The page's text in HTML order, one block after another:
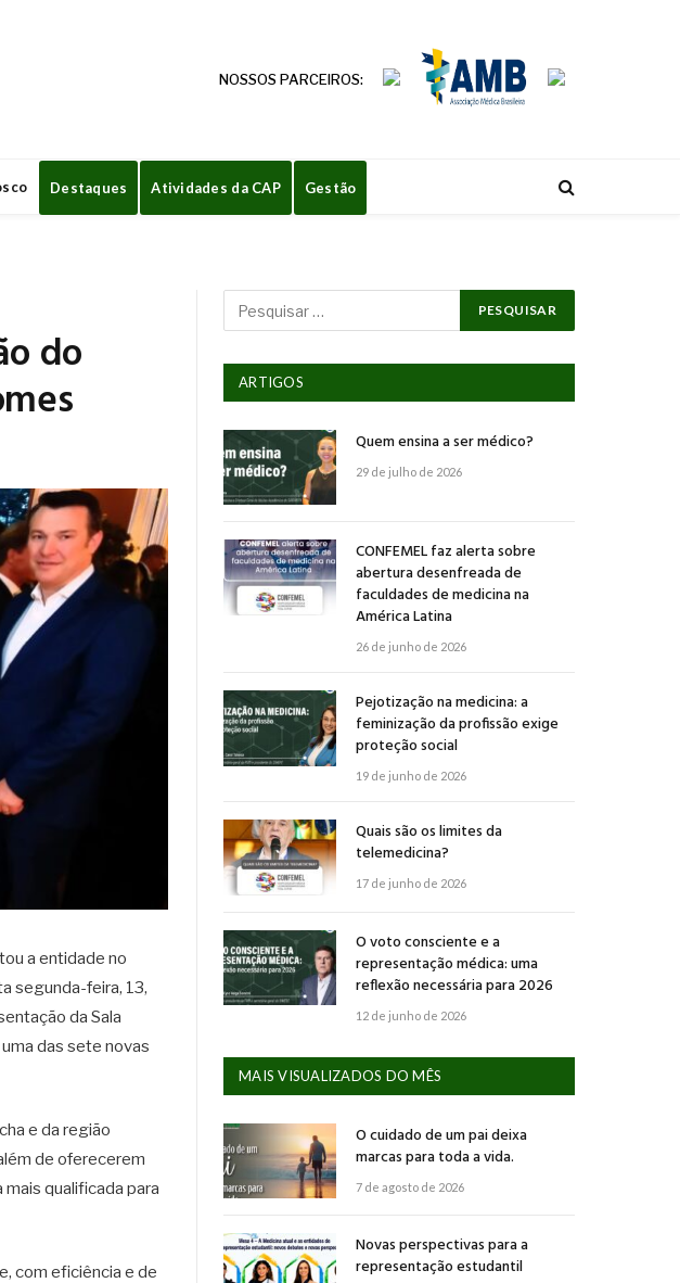
NOSSOS PARCEIROS:
Destaques Atividades da CAP Gestão
do
a entidade no
segunda-feira, 13,
da Sala
das sete novas
e da região
de oferecerem
qualificada para
com eficiência e de
ARTIGOS
Quem ensina a ser médico?
29 de julho de 2026
CONFEMEL faz alerta sobre
abertura desenfreada de
faculdades de medicina na
América Latina
26 de junho de 2026
Pejotização na medicina: a
feminização da profissão exige
proteção social
19 de junho de 2026
Quais são os limites da
telemedicina?
17 de junho de 2026
O voto consciente e a
representação médica: uma
reflexão necessária para 2026
12 de junho de 2026
MAIS VISUALIZADOS DO MÊS
O cuidado de um pai deixa
marcas para toda a vida.
7 de agosto de 2026
Novas perspectivas para a
representação estudantil